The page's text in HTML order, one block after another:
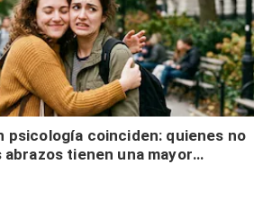
psicología coinciden: quienes no
tienen una mayor
estímulos físicos y no es por